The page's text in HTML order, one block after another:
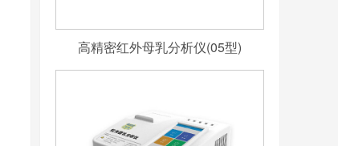
高精密红外母乳分析仪(05型)